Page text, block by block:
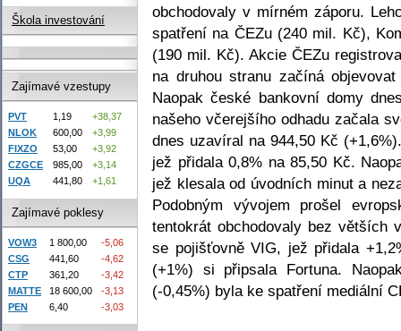
obchodovaly v mírném záporu.
spatření na ČEZu (240 mil. Kč),
(190 mil. Kč). Akcie ČEZu
na druhou stranu začíná
Naopak české bankovní domy
našeho včerejšího odhadu začala
dnes uzavíral na 944,50 Kč
jež přidala 0,8% na 85,50 Kč.
jež klesala od úvodních minut a
Podobným vývojem prošel
tentokrát obchodovaly bez větších
se pojišťovně VIG, jež přidala
(+1%) si připsala Fortuna.
(-0,45%) byla ke spatření mediální
Škola investování
Zajímavé vzestupy
PVT 1,19
+38,37
NLOK
600,00
+3,99
FIXZO
53,00
+3,92
CZGCE
985,00
+3,14
UQA
441,80 +1,61
Zajímavé poklesy
VOW3 1 800,00
-5,06
CSG
441,60
-4,62
CTP
361,20
-3,42
MATTE
18 600,00
-3,13
PEN
6,40 -3,03